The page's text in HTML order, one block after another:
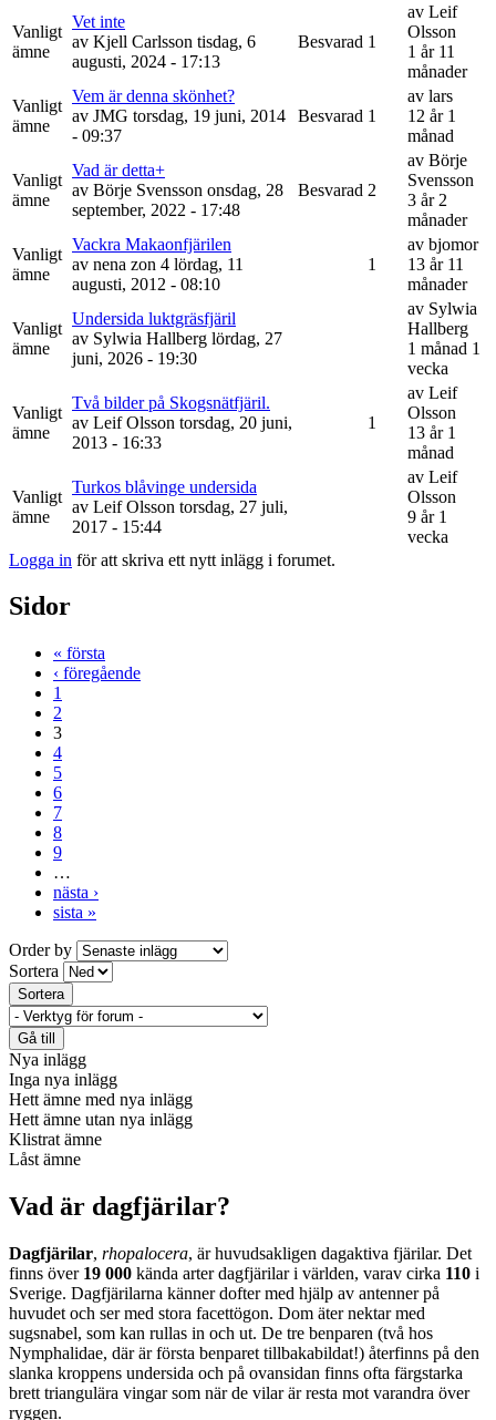
Vanligt
ämne
Vet inte
av Kjell Carlsson tisdag, 6
augusti, 2024 - 17:13
Besvarad 1
av Leif
Olsson
1 år 11
månader
Vanligt
ämne
Vem är denna skönhet?
av JMG torsdag, 19 juni, 2014
- 09:37
Besvarad 1
av lars
12 år 1
månad
Vanligt
ämne
Vad är detta+
av Börje Svensson onsdag, 28
september, 2022 - 17:48
Besvarad 2
av Börje
Svensson
3 år 2
månader
Vanligt
ämne
Vackra Makaonfjärilen
av nena zon 4 lördag, 11
augusti, 2012 - 08:10
1
av bjomor
13 år 11
månader
Vanligt
ämne
Undersida luktgräsfjäril
av Sylwia Hallberg lördag, 27
juni, 2026 - 19:30
av Sylwia
Hallberg
1 månad 1
vecka
Vanligt
ämne
Två bilder på Skogsnätfjäril.
av Leif Olsson torsdag, 20 juni,
2013 - 16:33
1
av Leif
Olsson
13 år 1
månad
Vanligt
ämne
Turkos blåvinge undersida
av Leif Olsson torsdag, 27 juli,
2017 - 15:44
av Leif
Olsson
9 år 1
vecka
Logga in för att skriva ett nytt inlägg i forumet.
Sidor
« första
‹ föregående
1
2
3
4
5
6
7
8
9
…
nästa ›
sista »
Order by
Sortera
Nya inlägg
Inga nya inlägg
Hett ämne med nya inlägg
Hett ämne utan nya inlägg
Klistrat ämne
Låst ämne
Vad är dagfjärilar?
Dagfjärilar, rhopalocera, är huvudsakligen dagaktiva fjärilar. Det
finns över 19 000 kända arter dagfjärilar i världen, varav cirka 110 i
Sverige. Dagfjärilarna känner dofter med hjälp av antenner på
huvudet och ser med stora facettögon. Dom äter nektar med
sugsnabel, som kan rullas in och ut. De tre benparen (två hos
Nymphalidae, där är första benparet tillbakabildat!) återfinns på den
slanka kroppens undersida och på ovansidan finns ofta färgstarka
brett triangulära vingar som när de vilar är resta mot varandra över
ryggen.